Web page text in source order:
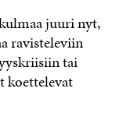
juuri nyt,
ravisteleviin
tai
koettelevat